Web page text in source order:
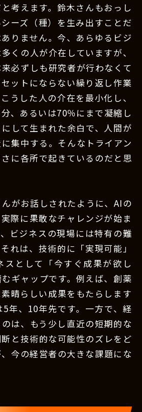
考えます。鈴木さんもおっし
ーズ（種）を生み出すことだ
りません。今、あらゆるビジ
くの人が介在していますが、
必ずしも研究者が行わなくて
ットにならない繰り返し作業
うした人の介在を最小化し、
、あるいは70％にまで凝縮し
して生まれた余白で、人間が
集中する。そんなトライアン
に各所で起きているのだと思
がお話しされたように、AIの
際に果敢なチャレンジが始ま
ビジネスの現場には特有の難
れは、技術的に「実現可能」
スとして「今すぐ成果が欲し
ギャップです。例えば、創薬
晴らしい成果をもたらします
年、10年先です。一方で、経
は、もう少し直近の短期的な
と技術的な可能性のズレをど
今の経営者の大きな課題にな